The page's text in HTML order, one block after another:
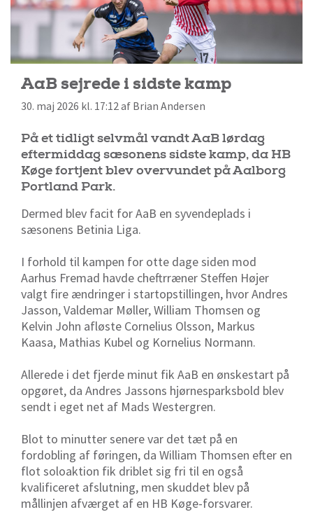
AaB sejrede i sidste kamp
30. maj 2026 kl. 17:12 af Brian Andersen
På et tidligt selvmål vandt AaB lørdag
eftermiddag sæsonens sidste kamp, da HB
Køge fortjent blev overvundet på Aalborg
Portland Park.
Dermed blev facit for AaB en syvendeplads i
sæsonens Betinia Liga.
I forhold til kampen for otte dage siden mod
Aarhus Fremad havde cheftrræner Steffen Højer
valgt fire ændringer i startopstillingen, hvor Andres
Jasson, Valdemar Møller, William Thomsen og
Kelvin John afløste Cornelius Olsson, Markus
Kaasa, Mathias Kubel og Kornelius Normann.
Allerede i det fjerde minut fik AaB en ønskestart på
opgøret, da Andres Jassons hjørnesparksbold blev
sendt i eget net af Mads Westergren.
Blot to minutter senere var det tæt på en
fordobling af føringen, da William Thomsen efter en
flot soloaktion fik driblet sig fri til en også
kvalificeret afslutning, men skuddet blev på
mållinjen afværget af en HB Køge-forsvarer.